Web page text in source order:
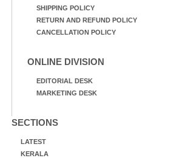
SHIPPING POLICY
RETURN AND REFUND POLICY
CANCELLATION POLICY
ONLINE DIVISION
EDITORIAL DESK
MARKETING DESK
SECTIONS
LATEST
KERALA